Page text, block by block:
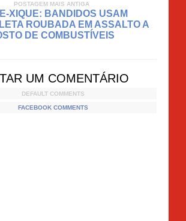
POSTAGEM MAIS ANTIGA
XIQUE: BANDIDOS USAM
ROUBADA EM ASSALTO A
DE COMBUSTÍVEIS
UM COMENTÁRIO
DEFAULT COMMENTS
FACEBOOK COMMENTS